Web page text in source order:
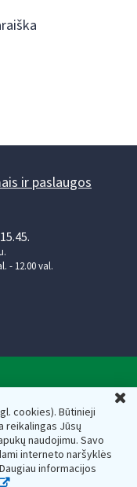
cookies). Būtinieji
reikalingas Jūsų
naudojimu. Savo
interneto naršyklės
informacijos
ir paslaugos
- 12.00 val.
Lietuva, el.paštas:
prie Lietuvos